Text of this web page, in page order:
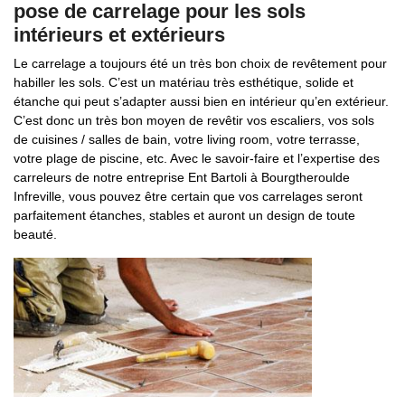
pose de carrelage pour les sols
intérieurs et extérieurs
Le carrelage a toujours été un très bon choix de revêtement pour
habiller les sols. C’est un matériau très esthétique, solide et
étanche qui peut s’adapter aussi bien en intérieur qu’en extérieur.
C’est donc un très bon moyen de revêtir vos escaliers, vos sols
de cuisines / salles de bain, votre living room, votre terrasse,
votre plage de piscine, etc. Avec le savoir-faire et l’expertise des
carreleurs de notre entreprise Ent Bartoli à Bourgtheroulde
Infreville, vous pouvez être certain que vos carrelages seront
parfaitement étanches, stables et auront un design de toute
beauté.